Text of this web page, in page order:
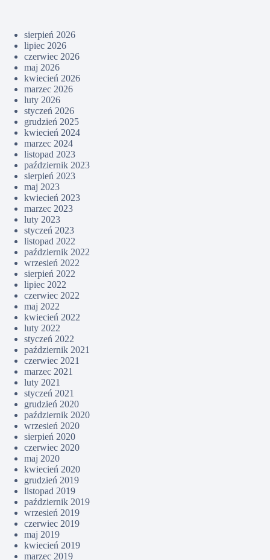
sierpień 2026
lipiec 2026
czerwiec 2026
maj 2026
kwiecień 2026
marzec 2026
luty 2026
styczeń 2026
grudzień 2025
kwiecień 2024
marzec 2024
listopad 2023
październik 2023
sierpień 2023
maj 2023
kwiecień 2023
marzec 2023
luty 2023
styczeń 2023
listopad 2022
październik 2022
wrzesień 2022
sierpień 2022
lipiec 2022
czerwiec 2022
maj 2022
kwiecień 2022
luty 2022
styczeń 2022
październik 2021
czerwiec 2021
marzec 2021
luty 2021
styczeń 2021
grudzień 2020
październik 2020
wrzesień 2020
sierpień 2020
czerwiec 2020
maj 2020
kwiecień 2020
grudzień 2019
listopad 2019
październik 2019
wrzesień 2019
czerwiec 2019
maj 2019
kwiecień 2019
marzec 2019